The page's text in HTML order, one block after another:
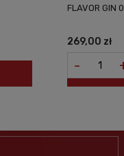
FLAVOR GIN
269,00 zł
-